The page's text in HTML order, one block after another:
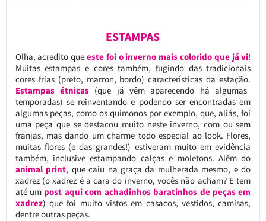
ESTAMPAS
Olha, acredito queeste foi o inverno mais colorido que já vi!
Muitas estampas e cores também, fugindo das tradicionais
cores frias (preto, marron, bordo) características da estação.
Estampas étnicas(que já vêm aparecendo há algumas
temporadas) se reinventando e podendo ser encontradas em
algumas peças, como os quimonos por exemplo, que, aliás, foi
uma peça que se destacou muito neste inverno, com ou sem
franjas, mas dando um charme todo especial ao look. Flores,
muitas flores (e das grandes!) estiveram muito em evidência
também, inclusive estampando calças e moletons. Além do
animal print, que caiu na graça da mulherada mesmo, e do
xadrez (o xadrez é a cara do inverno, vocês não acham? E tem
até um post aqui com achadinhos baratinhos de peças em
xadrez) que foi muito vistos em casacos, vestidos, camisas,
dentre outras peças.